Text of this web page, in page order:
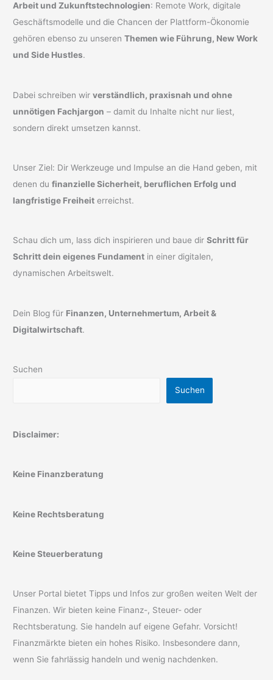
Arbeit und Zukunftstechnologien: Remote Work, digitale
Geschäftsmodelle und die Chancen der Plattform-Ökonomie
gehören ebenso zu unserenThemen wie Führung, New Work
und Side Hustles.
Dabei schreiben wirverständlich, praxisnah und ohne
unnötigen Fachjargon – damit du Inhalte nicht nur liest,
sondern direkt umsetzen kannst.
Unser Ziel: Dir Werkzeuge und Impulse an die Hand geben, mit
denen dufinanzielle Sicherheit, beruflichen Erfolg und
langfristige Freiheit erreichst.
Schau dich um, lass dich inspirieren und baue dirSchritt für
Schritt dein eigenes Fundament in einer digitalen,
dynamischen Arbeitswelt.
Dein Blog für Finanzen, Unternehmertum, Arbeit &
Digitalwirtschaft.
Suchen
Suchen
Disclaimer:
Keine Finanzberatung
Keine Rechtsberatung
Keine Steuerberatung
Unser Portal bietet Tipps und Infos zur großen weiten Welt der
Finanzen. Wir bieten keine Finanz-, Steuer- oder
Rechtsberatung. Sie handeln auf eigene Gefahr. Vorsicht!
Finanzmärkte bieten ein hohes Risiko. Insbesondere dann,
wenn Sie fahrlässig handeln und wenig nachdenken.